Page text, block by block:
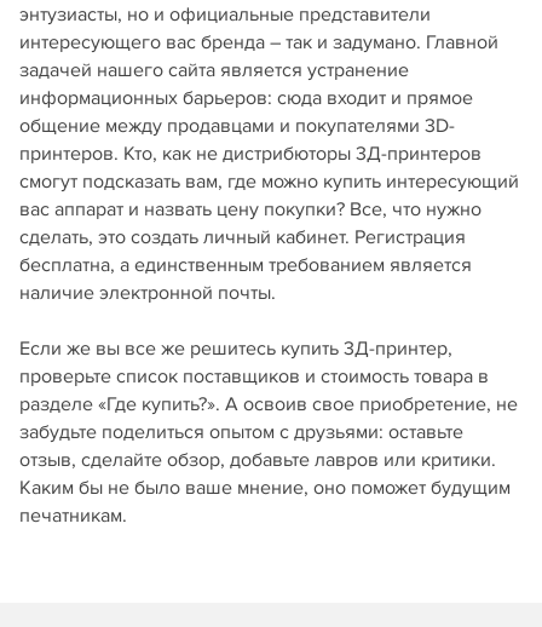
энтузиасты, но и официальные представители
интересующего вас бренда – так и задумано. Главной
задачей нашего сайта является устранение
информационных барьеров: сюда входит и прямое
общение между продавцами и покупателями 3D-
принтеров. Кто, как не дистрибюторы 3Д-принтеров
смогут подсказать вам, где можно купить интересующий
вас аппарат и назвать цену покупки? Все, что нужно
сделать, это создать личный кабинет. Регистрация
бесплатна, а единственным требованием является
наличие электронной почты.
Если же вы все же решитесь купить 3Д-принтер,
проверьте список поставщиков и стоимость товара в
разделе «Где купить?». А освоив свое приобретение, не
забудьте поделиться опытом с друзьями: оставьте
отзыв, сделайте обзор, добавьте лавров или критики.
Каким бы не было ваше мнение, оно поможет будущим
печатникам.